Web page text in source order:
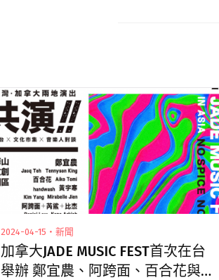
2024-04-15・新聞
加拿大JADE MUSIC FEST首次在台
舉辦 鄭宜農、阿跨面、百合花與